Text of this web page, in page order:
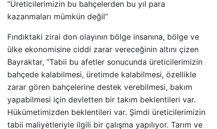
“Üreticilerimizin bu bahçelerden bu yıl para
kazanmaları mümkün değil”
Fındıktaki zirai don olayının bölge insanına, bölge ve
ülke ekonomisine ciddi zarar vereceğinin altını çizen
Bayraktar, “Tabii bu afetler sonucunda üreticilerimizin
bahçede kalabilmesi, üretimde kalabilmesi, özellikle
zarar gören bahçelerine destek verebilmesi, bakım
yapabilmesi için devletten bir takım beklentileri var.
Hükümetimizden beklentileri var. Şimdi üreticilerimizin
tabii maliyetleriyle ilgili bir çalışma yapılıyor. Tarım ve